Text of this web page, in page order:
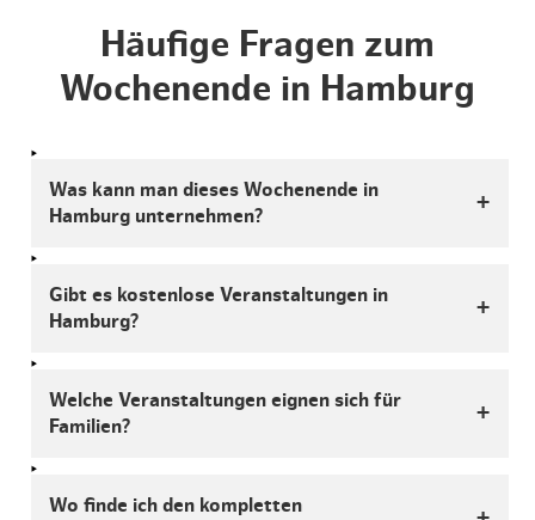
Häufige Fragen zum
Wochenende in Hamburg
Was kann man dieses Wochenende in
Hamburg unternehmen?
Gibt es kostenlose Veranstaltungen in
Hamburg?
Welche Veranstaltungen eignen sich für
Familien?
Wo finde ich den kompletten